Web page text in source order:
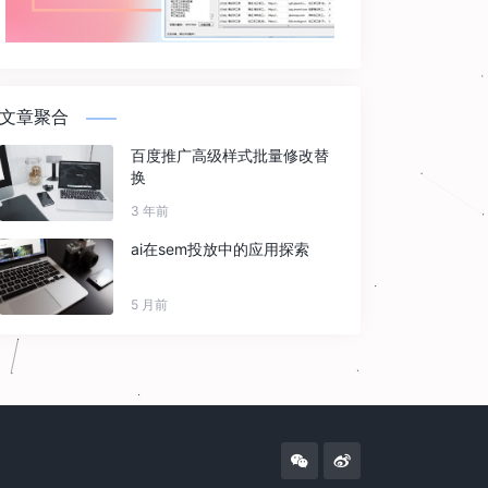
文章聚合
百度推广高级样式批量修改替
换
3 年前
ai在sem投放中的应用探索
5 月前